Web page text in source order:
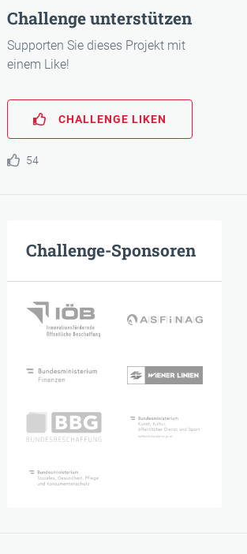
Challenge unterstützen
Supporten Sie dieses Projekt mit
einem Like!
CHALLENGE LIKEN
54
Challenge-Sponsoren